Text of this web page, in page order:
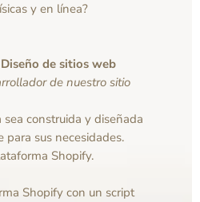
y en línea?
de sitios web
de nuestro sitio
construida y diseñada
para sus necesidades.
Shopify.
Shopify con un script